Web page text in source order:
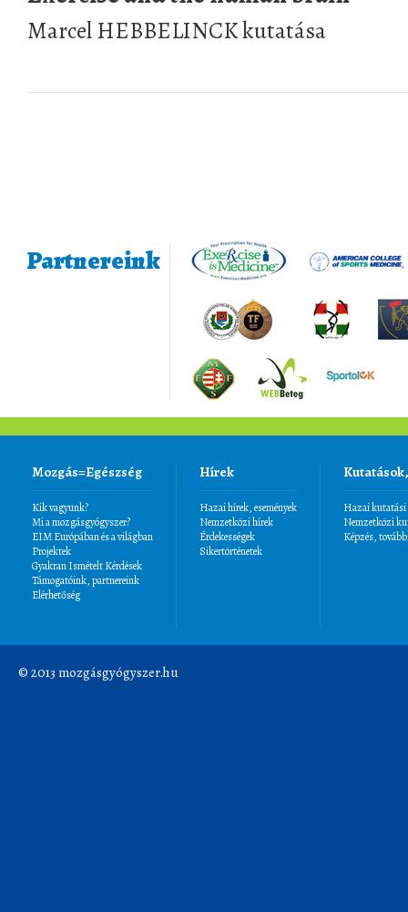
Marcel HEBBELINCK kutatása
Partnereink
Mozgás=Egészség
Kik vagyunk?
Mi a mozgásgyógyszer?
EIM Európában és a világban
Projektek
Gyakran Ismételt Kérdések
Támogatóink, partnereink
Elérhetőség
Hírek
Hazai hírek, események
Nemzetközi hírek
Érdekességek
Sikertörténetek
Hazai kutatási
Nemzetközi
Képzés,
© 2013 mozgásgyógyszer.hu